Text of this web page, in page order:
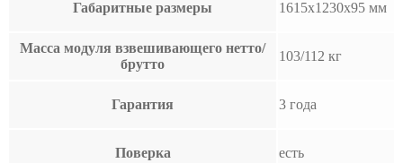
Габаритные размеры 1615х1230х95 мм
Масса модуля взвешивающего нетто/
брутто
103/112 кг
Гарантия 3 года
Поверка есть